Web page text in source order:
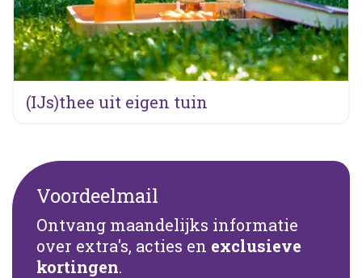
(IJs)thee uit eigen tuin
Voordeelmail
Ontvang maandelijks informatie
over extra's, acties en exclusieve
kortingen.